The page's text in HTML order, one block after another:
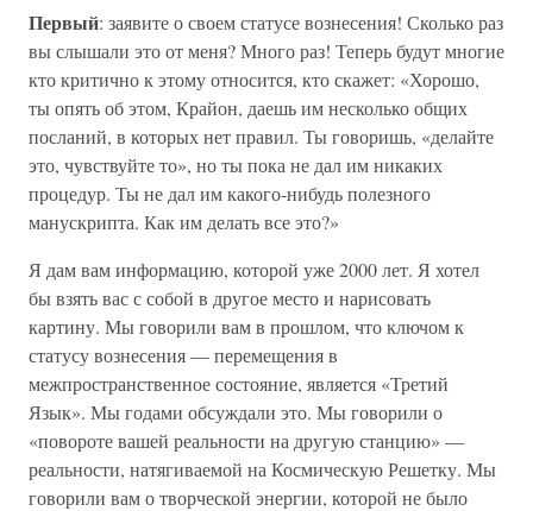
Первый: заявите о своем статусе вознесения! Сколько раз
вы слышали это от меня? Много раз! Теперь будут многие
кто критично к этому относится, кто скажет: «Хорошо,
ты опять об этом, Крайон, даешь им несколько общих
посланий, в которых нет правил. Ты говоришь, «делайте
это, чувствуйте то», но ты пока не дал им никаких
процедур. Ты не дал им какого-нибудь полезного
манускрипта. Как им делать все это?»
Я дам вам информацию, которой уже 2000 лет. Я хотел
бы взять вас с собой в другое место и нарисовать
картину. Мы говорили вам в прошлом, что ключом к
статусу вознесения — перемещения в
межпространственное состояние, является «Третий
Язык». Мы годами обсуждали это. Мы говорили о
«повороте вашей реальности на другую станцию» —
реальности, натягиваемой на Космическую Решетку. Мы
говорили вам о творческой энергии, которой не было